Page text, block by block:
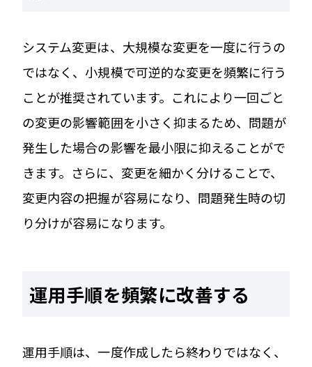
システム変更は、大規模な変更を一度に行うの
ではなく、小規模で可逆的な変更を頻繁に行う
ことが推奨されています。これにより一回ごと
の変更の影響範囲を小さく抑まるため、問題が
発生した場合の影響を最小限に抑えることがで
きます。さらに、変更を細かく分けることで、
変更内容の把握が容易になり、問題発生時の切
り分けが容易になります。
運用手順を頻繁に改善する
運用手順は、一度作成したら終わりではなく、